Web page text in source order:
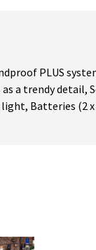
PLUS
a trendy
Batteries (2